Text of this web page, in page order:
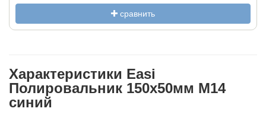
сравнить
Характеристики Easi
Полировальник 150х50мм М14
синий